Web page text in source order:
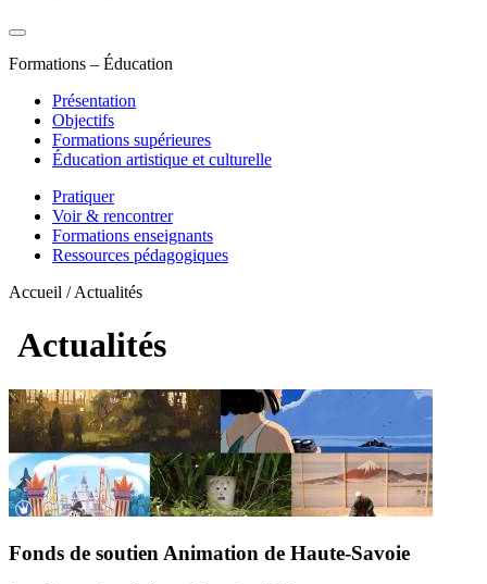
Formations – Éducation
Présentation
Objectifs
Formations supérieures
Éducation artistique et culturelle
Pratiquer
Voir & rencontrer
Formations enseignants
Ressources pédagogiques
Accueil / Actualités
Actualités
Fonds de soutien Animation de Haute-Savoie